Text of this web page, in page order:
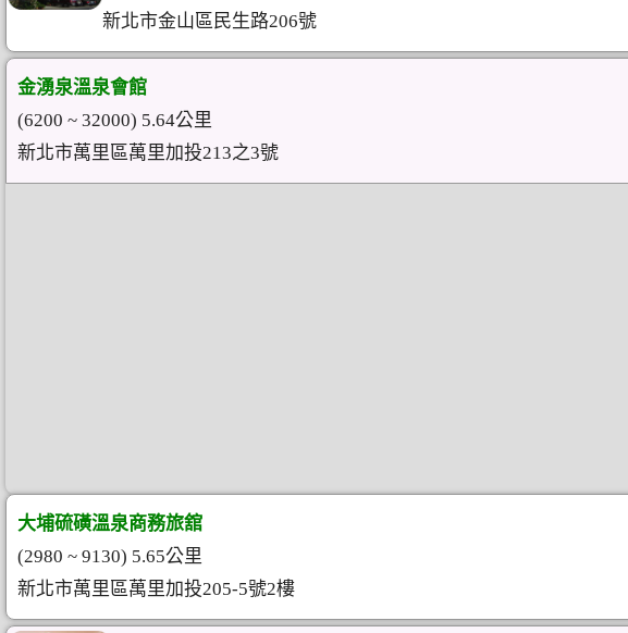
新北市金山區民生路206號
金湧泉溫泉會館
(6200 ~ 32000) 5.64公里
新北市萬里區萬里加投213之3號
大埔硫磺溫泉商務旅舘
(2980 ~ 9130) 5.65公里
新北市萬里區萬里加投205-5號2樓